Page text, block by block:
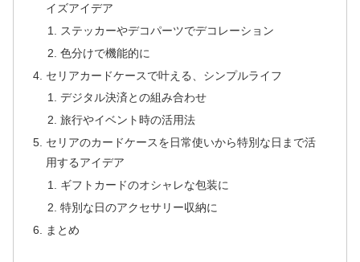
イズアイデア
ステッカーやデコパーツでデコレーション
色分けで機能的に
セリアカードケースで叶える、シンプルライフ
デジタル決済との組み合わせ
旅行やイベント時の活用法
セリアのカードケースを日常使いから特別な日まで活
用するアイデア
ギフトカードのオシャレな包装に
特別な日のアクセサリー収納に
まとめ